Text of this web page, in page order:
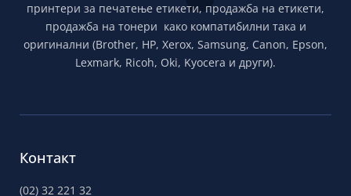
принтери за печатење етикети, продажба на етикети,
продажба на тонери како компатибилни така и
оригинални (Brother, HP, Xerox, Samsung, Canon, Epson,
Lexmark, Ricoh, Oki, Kyocera и други).
Контакт
(02) 32 221 32